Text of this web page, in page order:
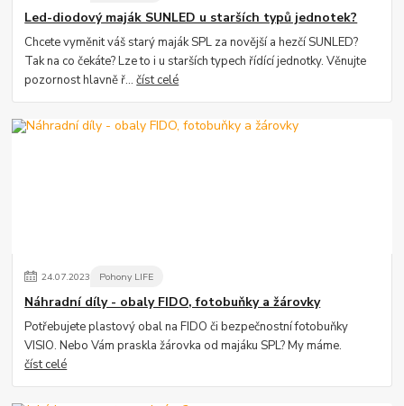
Led-diodový maják SUNLED u starších typů jednotek?
Chcete vyměnit váš starý maják SPL za novější a hezčí SUNLED?
Tak na co čekáte? Lze to i u starších typech řídící jednotky. Věnujte
pozornost hlavně ř...číst celé
24.07.2023 Pohony LIFE
Náhradní díly - obaly FIDO, fotobuňky a žárovky
Potřebujete plastový obal na FIDO či bezpečnostní fotobuňky
VISIO. Nebo Vám praskla žárovka od majáku SPL? My máme.
číst celé